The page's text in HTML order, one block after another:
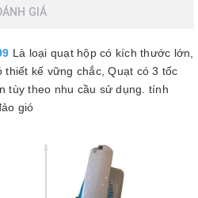
GIÁ
Là loại quạt hộp có kích thước lớn,
thiết kế vững chắc, Quạt có 3 tốc
tùy theo nhu cầu sử dụng. tính
gió